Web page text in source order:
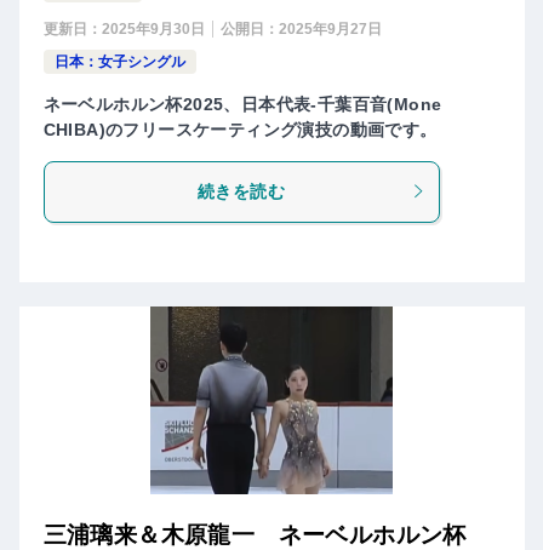
更新日： 2025年9月30日 公開日： 2025年9月27日
日本：女子シングル
ネーベルホルン杯2025、日本代表-千葉百音(Mone
CHIBA)のフリースケーティング演技の動画です。
続きを読む
三浦璃来＆木原龍一 ネーベルホルン杯